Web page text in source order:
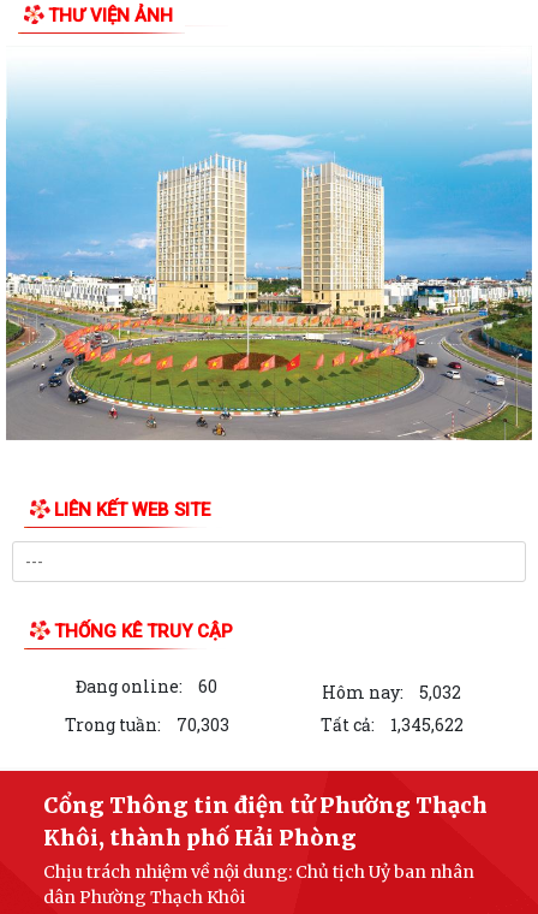
THƯ VIỆN ẢNH
LIÊN KẾT WEB SITE
THỐNG KÊ TRUY CẬP
Đang online: 60 Hôm nay:
5,032
Trong tuần:
70,303 Tất cả: 1,345,622
Cổng Thông tin điện tử Phường Thạch
Khôi, thành phố Hải Phòng
Chịu trách nhiệm về nội dung: Chủ tịch Uỷ ban nhân
dân Phường Thạch Khôi